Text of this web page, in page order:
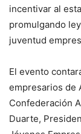
incentivar al
promulgando
juventud
El evento
empresarios de
Confederación
Duarte,